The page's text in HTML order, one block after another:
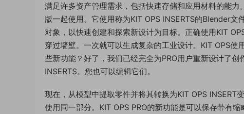
满足许多资产管理需求，包括快速存储和应用材料的能
版一起使用。它使用称为KIT OPS INSERTS的Blender
对象，以快速创建和探索新设计为目标。正确使用KIT
穿过墙壁。一次就可以生成复杂的工业设计。KIT OPS
些新功能？好了，我们已经完全为PRO用户重新设计了
INSERTS。您也可以编辑它们。
现在，从模型中提取零件并将其转换为KIT OPS INSERT
使用同一部分。KIT OPS PRO的新功能是可以保存带有